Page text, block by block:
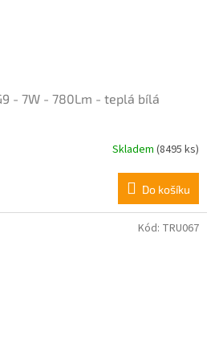
- 7W - 780Lm - teplá bílá
Skladem(8495 ks)
Do košíku
Kód: TRU067